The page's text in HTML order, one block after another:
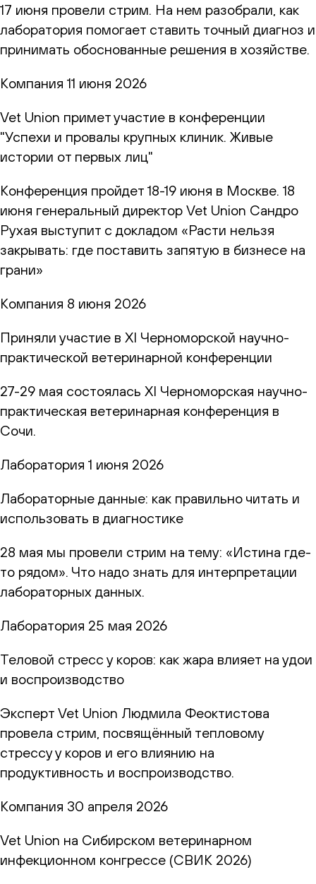
17 июня провели стрим. На нем разобрали, как
лаборатория помогает ставить точный диагноз и
принимать обоснованные решения в хозяйстве.
Компания 11 июня 2026
Vet Union примет участие в конференции
"Успехи и провалы крупных клиник. Живые
истории от первых лиц"
Конференция пройдет 18-19 июня в Москве. 18
июня генеральный директор Vet Union Сандро
Рухая выступит с докладом «Расти нельзя
закрывать: где поставить запятую в бизнесе на
грани»
Компания 8 июня 2026
Приняли участие в XI Черноморской научно-
практической ветеринарной конференции
27-29 мая состоялась XI Черноморская научно-
практическая ветеринарная конференция в
Сочи.
Лаборатория 1 июня 2026
Лабораторные данные: как правильно читать и
использовать в диагностике
28 мая мы провели стрим на тему: «Истина где-
то рядом». Что надо знать для интерпретации
лабораторных данных.
Лаборатория 25 мая 2026
Теловой стресс у коров: как жара влияет на удои
и воспроизводство
Эксперт Vet Union Людмила Феоктистова
провела стрим, посвящённый тепловому
стрессу у коров и его влиянию на
продуктивность и воспроизводство.
Компания 30 апреля 2026
Vet Union на Сибирском ветеринарном
инфекционном конгрессе (СВИК 2026)